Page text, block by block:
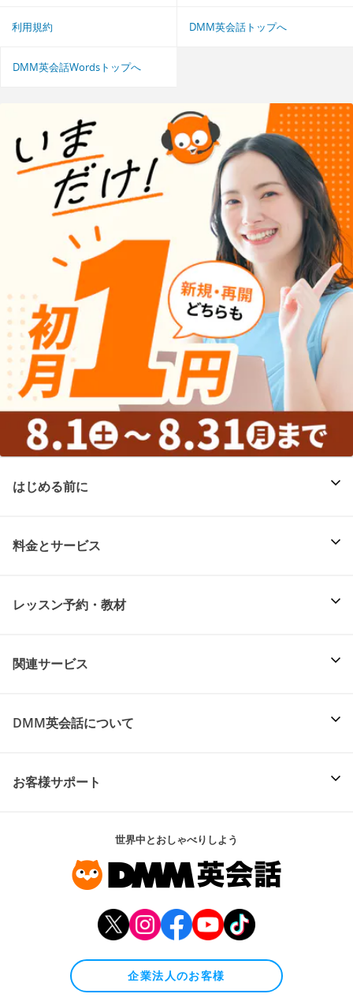
利用規約 DMM英会話トップへ
DMM英会話Wordsトップへ
はじめる前に
料金とサービス
レッスン予約・教材
関連サービス
DMM英会話について
お客様サポート
世界中とおしゃべりしよう
企業法人のお客様